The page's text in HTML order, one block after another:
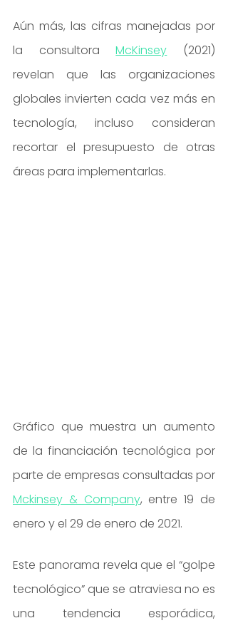
Aún más, las cifras manejadas por
la consultora McKinsey (2021)
revelan que las organizaciones
globales invierten cada vez más en
tecnología, incluso consideran
recortar el presupuesto de otras
áreas para implementarlas.
Gráfico que muestra un aumento
de la financiación tecnológica por
Mckinsey & Company, entre 19 de
enero y el 29 de enero de 2021.
Este panorama revela que el “golpe
tecnológico” que se atraviesa no es
una tendencia esporádica,